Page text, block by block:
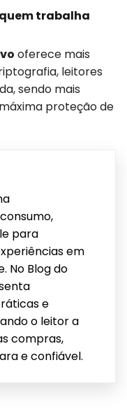
trabalha
oferece mais
leitores
sendo mais
proteção de
para
em
No Blog do
e
o leitor a
compras,
e confiável.